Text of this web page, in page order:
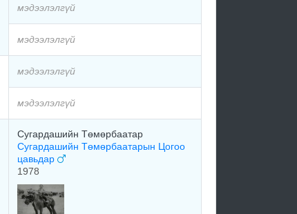
мэдээлэлгүй
мэдээлэлгүй
мэдээлэлгүй
мэдээлэлгүй
Сугардашийн Төмөрбаатар
Сугардашийн Төмөрбаатарын Цогоо
цавьдар
1978